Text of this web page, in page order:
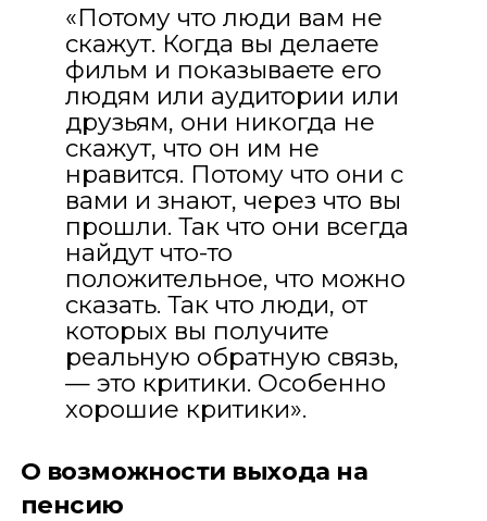
«Потому что люди вам не
скажут. Когда вы делаете
фильм и показываете его
людям или аудитории или
друзьям, они никогда не
скажут, что он им не
нравится. Потому что они с
вами и знают, через что вы
прошли. Так что они всегда
найдут что-то
положительное, что можно
сказать. Так что люди, от
которых вы получите
реальную обратную связь,
— это критики. Особенно
хорошие критики».
О возможности выхода на
пенсию